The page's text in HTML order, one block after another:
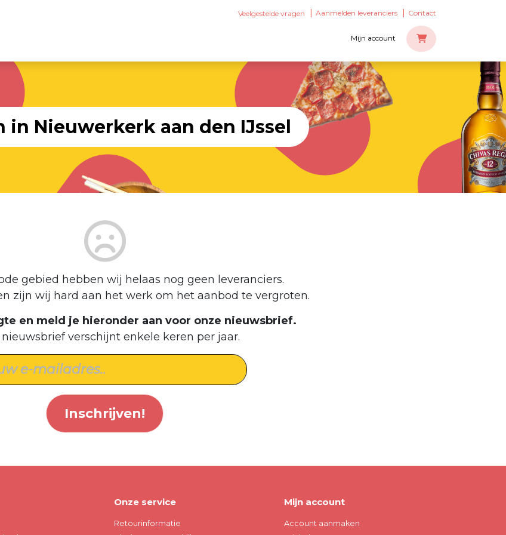
Veelgestelde vragen Aanmelden leveranciers Contact
Mijn account
in Nieuwerkerk aan den IJssel
gebied hebben wij helaas nog geen leveranciers.
zijn wij hard aan het werk om het aanbod te vergroten.
en meld je hieronder aan voor onze nieuwsbrief.
verschijnt enkele keren per jaar.
Inschrijven!
Onze service
Retourinformatie
Mijn account
Account aanmaken